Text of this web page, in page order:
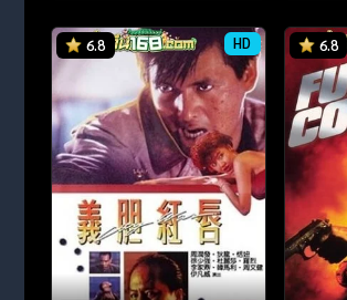
6.8 HD 6.8